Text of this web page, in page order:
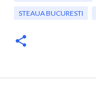
STEAUA BUCURESTI